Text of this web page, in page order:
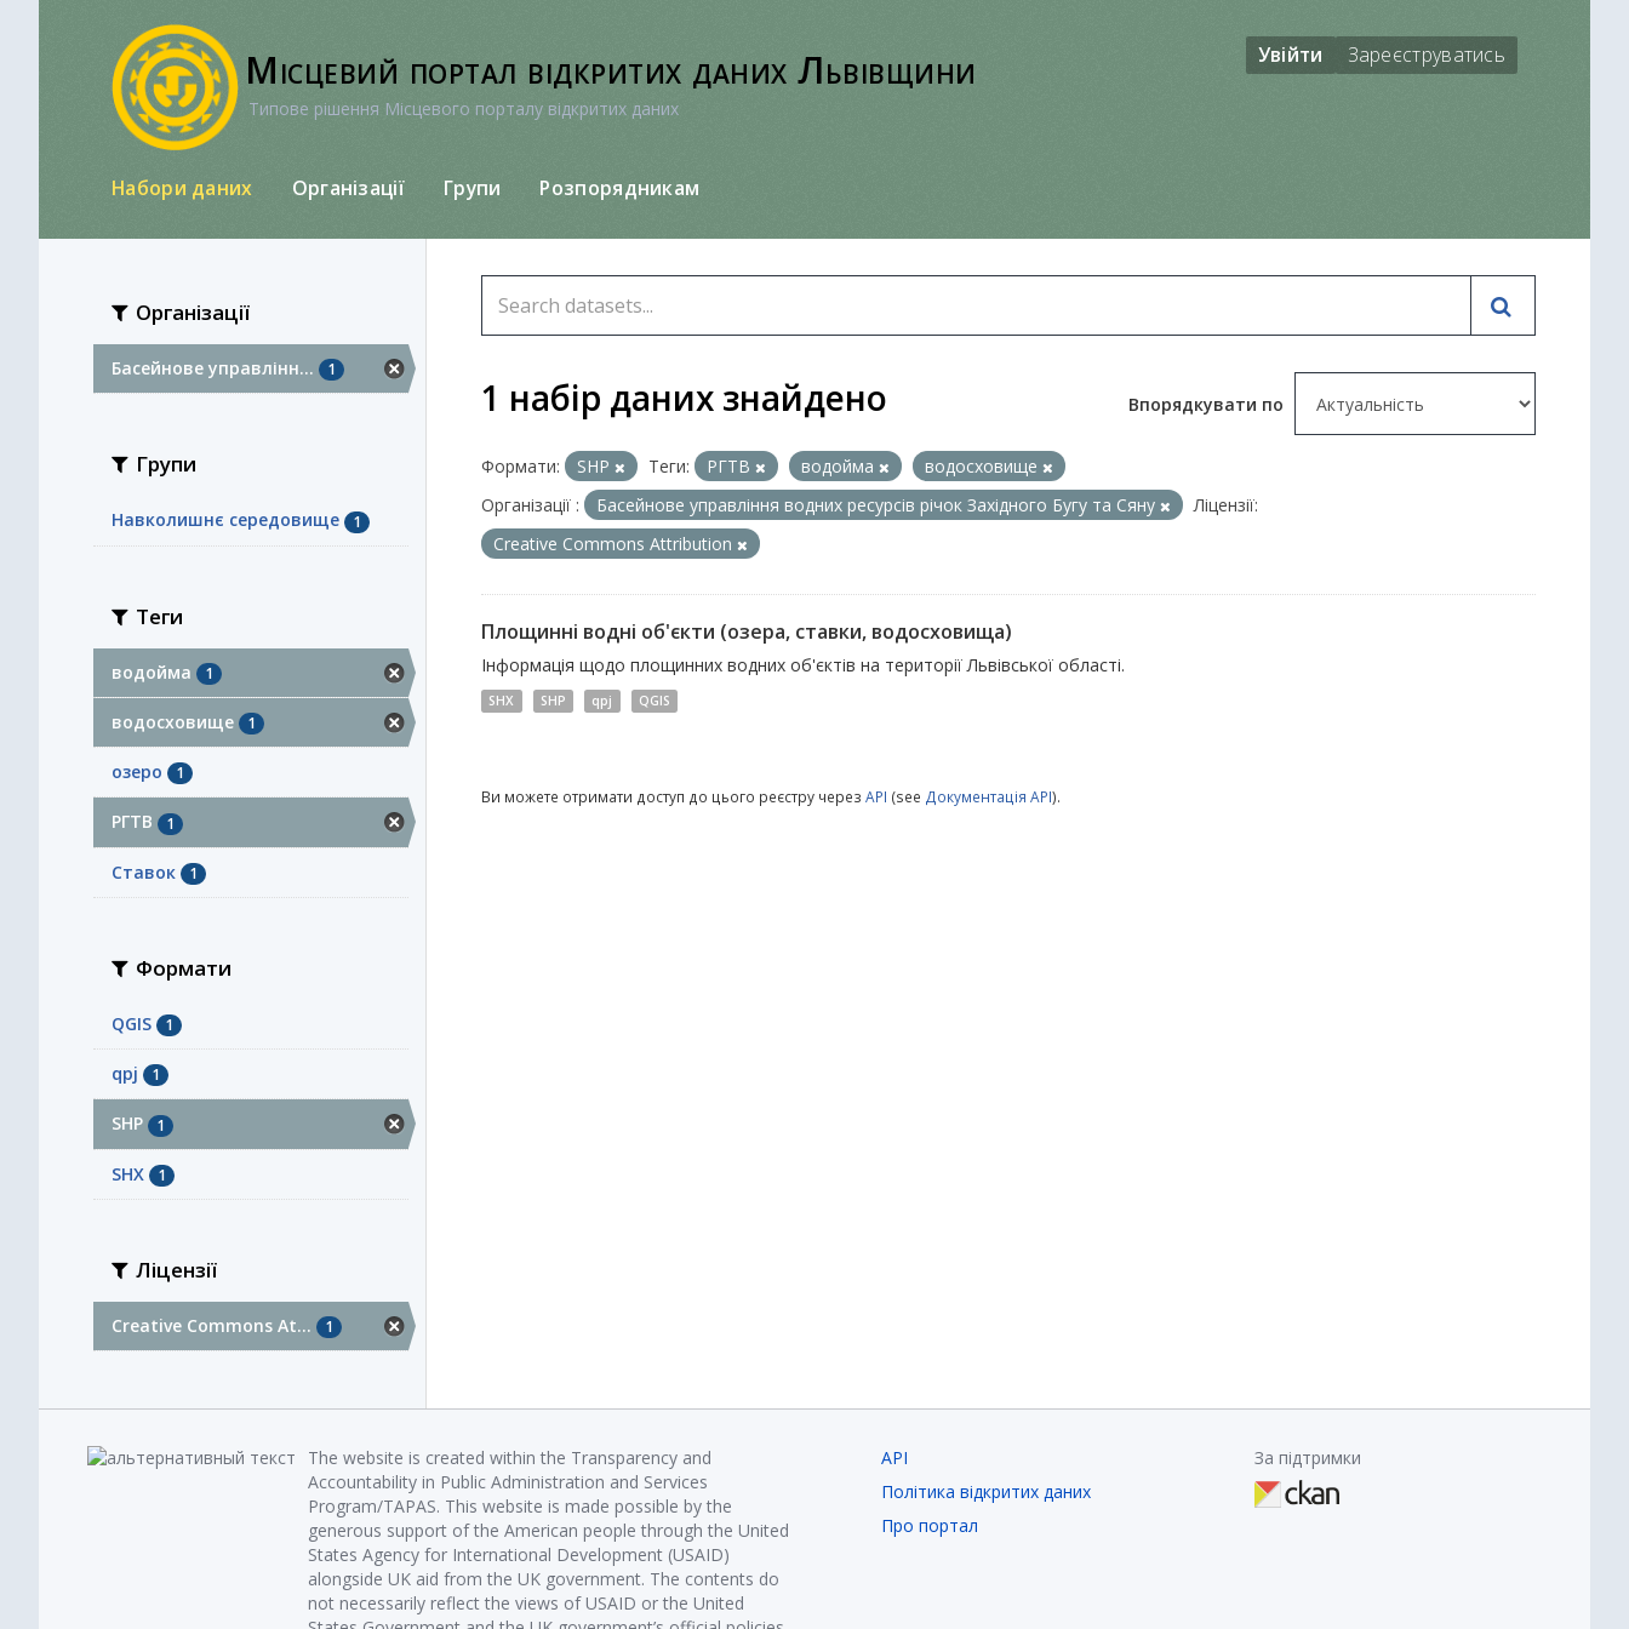
Місцевий портал відкритих даних Львівщини
Типове рішення Місцевого порталу відкритих даних
Увійти Зареєструватись
Набори даних Організації Групи Розпорядникам
Організації
Басейнове управлінн... 1
Групи
Навколишнє середовище 1
Теги
водойма 1
водосховище 1
озеро 1
РГТВ 1
Ставок 1
Формати
QGIS 1
qpj 1
SHP 1
SHX 1
Ліцензії
Creative Commons At... 1
Впорядкувати по
1 набір даних знайдено
Формати: SHP Теги: РГТВ водойма
водосховище
Організації :
Басейнове управління водних ресурсів річок Західного Бугу та Сяну
Ліцензії:
Creative Commons Attribution
Площинні водні об'єкти (озера, ставки, водосховища)
Інформація щодо площинних водних об'єктів на території Львівської області.
SHX SHP qpj QGIS
Ви можете отримати доступ до цього реєстру через API (see Документація API).
The website is created within the Transparency and
Accountability in Public Administration and Services
Program/TAPAS. This website is made possible by the
generous support of the American people through the United
States Agency for International Development (USAID)
alongside UK aid from the UK government. The contents do
not necessarily reflect the views of USAID or the United
API
Політика відкритих даних
Про портал
За підтримки